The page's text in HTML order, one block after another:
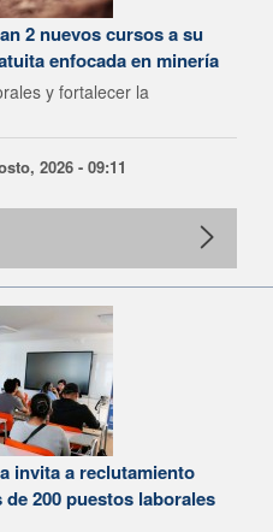
2 nuevos cursos a su
enfocada en minería
y fortalecer la
2026 - 09:11
invita a reclutamiento
200 puestos laborales